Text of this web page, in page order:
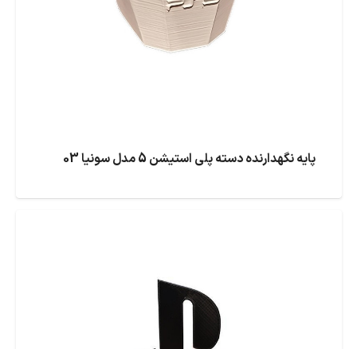
پایه نگهدارنده دسته پلی استیشن 5 مدل سونیا 03